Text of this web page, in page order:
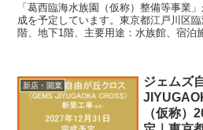
「葛西臨海水族園（仮称）整備等事業
成を予定しています。東京都江戸川区
階、地下1階、主要用途：水族館、宿泊
新店・開業
ジェムズ
（仮称）